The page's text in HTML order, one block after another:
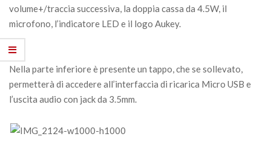
volume+/traccia successiva, la doppia cassa da 4.5W, il
microfono, l’indicatore LED e il logo Aukey.
Nella parte inferiore è presente un tappo, che se sollevato,
permetterà di accedere all’interfaccia di ricarica Micro USB e
l’uscita audio con jack da 3.5mm.